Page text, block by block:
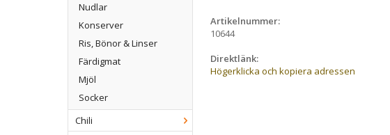
Nudlar
Konserver
Ris, Bönor & Linser
Färdigmat
Mjöl
Socker
Chili
Artikelnummer:
10644
Direktlänk:
Högerklicka och kopiera adressen